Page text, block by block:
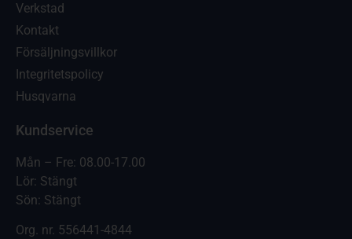
Verkstad
Kontakt
Försäljningsvillkor
Integritetspolicy
Husqvarna
Kundservice
Mån – Fre: 08.00-17.00
Lör: Stängt
Sön: Stängt
Org. nr. 556441-4844